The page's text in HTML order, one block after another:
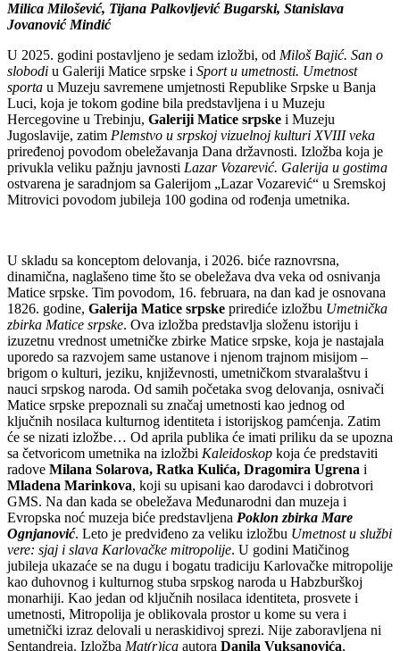
Milica Milošević, Tijana Palkovljević Bugarski, Stanislava
Jovanović Mindić
U 2025. godini postavljeno je sedam izložbi, od Miloš Bajić. San o
slobodi u Galeriji Matice srpske i Sport u umetnosti. Umetnost
sporta u Muzeju savremene umjetnosti Republike Srpske u Banja
Luci, koja je tokom godine bila predstavljena i u Muzeju
Hercegovine u Trebinju, Galeriji Matice srpske i Muzeju
Jugoslavije, zatim Plemstvo u srpskoj vizuelnoj kulturi XVIII veka
priređenoj povodom obeležavanja Dana državnosti. Izložba koja je
privukla veliku pažnju javnosti Lazar Vozarević. Galerija u gostima
ostvarena je saradnjom sa Galerijom „Lazar Vozarević“ u Sremskoj
Mitrovici povodom jubileja 100 godina od rođenja umetnika.
U skladu sa konceptom delovanja, i 2026. biće raznovrsna,
dinamična, naglašeno time što se obeležava dva veka od osnivanja
Matice srpske. Tim povodom, 16. februara, na dan kad je osnovana
1826. godine, Galerija Matice srpske prirediće izložbu Umetnička
zbirka Matice srpske. Ova izložba predstavlja složenu istoriju i
izuzetnu vrednost umetničke zbirke Matice srpske, koja je nastajala
uporedo sa razvojem same ustanove i njenom trajnom misijom –
brigom o kulturi, jeziku, književnosti, umetničkom stvaralaštvu i
nauci srpskog naroda. Od samih početaka svog delovanja, osnivači
Matice srpske prepoznali su značaj umetnosti kao jednog od
ključnih nosilaca kulturnog identiteta i istorijskog pamćenja. Zatim
će se nizati izložbe… Od aprila publika će imati priliku da se upozna
sa četvoricom umetnika na izložbi Kaleidoskop koja će predstaviti
radove Milana Solarova, Ratka Kulića, Dragomira Ugrena i
Mladena Marinkova, koji su upisani kao darodavci i dobrotvori
GMS. Na dan kada se obeležava Međunarodni dan muzeja i
Evropska noć muzeja biće predstavljena Poklon zbirka Mare
Ognjanović. Leto je predviđeno za veliku izložbu Umetnost u službi
vere: sjaj i slava Karlovačke mitropolije. U godini Matičinog
jubileja ukazaće se na dugu i bogatu tradiciju Karlovačke mitropolije
kao duhovnog i kulturnog stuba srpskog naroda u Habzburškoj
monarhiji. Kao jedan od ključnih nosilaca identiteta, prosvete i
umetnosti, Mitropolija je oblikovala prostor u kome su vera i
umetnički izraz delovali u neraskidivoj sprezi. Nije zaboravljena ni
Sentandreja. Izložba Mat(r)ica autora Danila Vuksanovića,